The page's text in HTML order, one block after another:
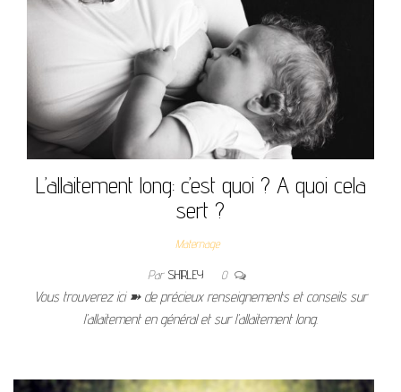
L’allaitement long: c’est quoi ? A quoi cela
sert ?
Maternage
Par SHIRLEY 0
Vous trouverez ici ➽ de précieux renseignements et conseils sur
l’allaitement en général et sur l’allaitement long.